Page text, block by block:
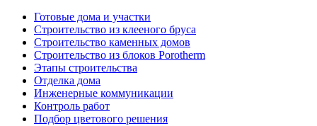
Готовые дома и участки
Строительство из клееного бруса
Строительство каменных домов
Строительство из блоков Porotherm
Этапы строительства
Отделка дома
Инженерные коммуникации
Контроль работ
Подбор цветового решения